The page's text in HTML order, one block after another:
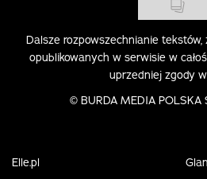
Dalsze rozpowszechnianie
opublikowanych w serwisie w
uprzedniej zgody
© BURDA MEDIA POLSKA
Elle.pl